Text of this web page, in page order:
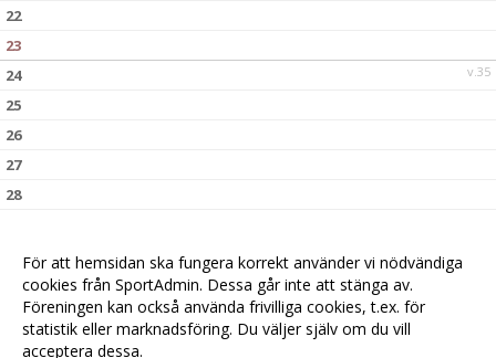
22
23
v.35
24
25
26
27
28
För att hemsidan ska fungera korrekt använder vi nödvändiga
cookies från SportAdmin. Dessa går inte att stänga av.
Föreningen kan också använda frivilliga cookies, t.ex. för
statistik eller marknadsföring. Du väljer själv om du vill
acceptera dessa.